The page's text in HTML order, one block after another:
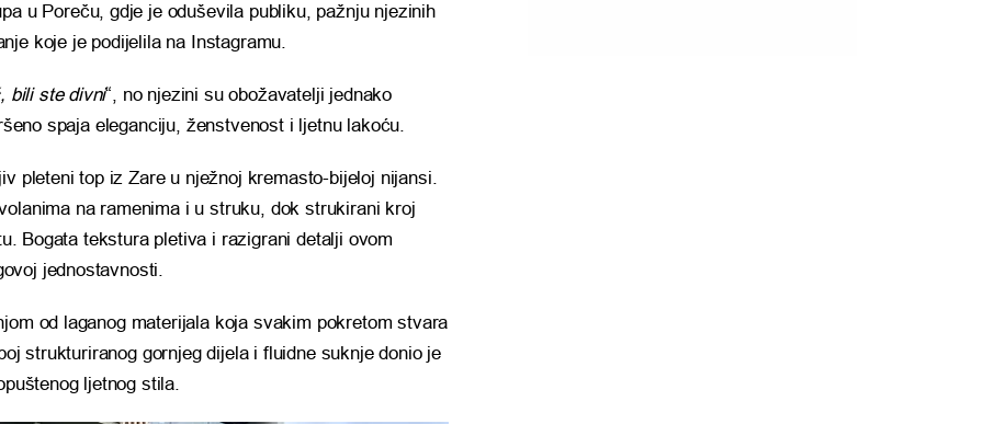
u Poreču, gdje je oduševila publiku, pažnju njezinih
koje je podijelila na Instagramu.
bili ste divni“, no njezini su obožavatelji jednako
spaja eleganciju, ženstvenost i ljetnu lakoću.
pleteni top iz Zare u nježnoj kremasto-bijeloj nijansi.
na ramenima i u struku, dok strukirani kroj
Bogata tekstura pletiva i razigrani detalji ovom
jednostavnosti.
od laganog materijala koja svakim pokretom stvara
strukturiranog gornjeg dijela i fluidne suknje donio je
ljetnog stila.